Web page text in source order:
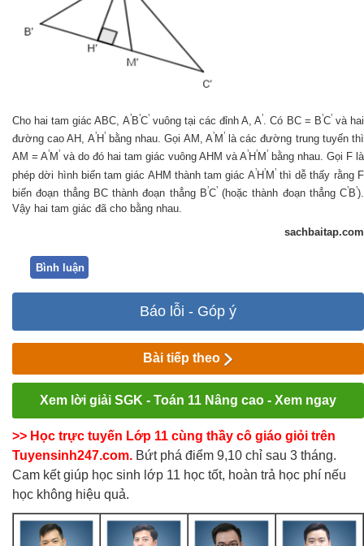
Cho hai tam giác ABC, A’ B’C’ vuông tại các đỉnh A, A’. Có BC = B’C’ và hai
đường cao AH, A’H’ bằng nhau. Gọi AM, A’M’
là các đường trung tuyến thì
AM = A’M’ và do đó hai tam giác vuông AHM và A’H’M’ bằng nhau. Gọi F là
phép dời hình biến tam giác AHM thành tam giác A’H’M’ thì dễ thấy rằng F
biến đoạn thẳng BC thành đoạn thẳng B’C’ (hoặc thành đoạn thẳng C’B’).
Vậy hai tam giác đã cho bằng nhau.
sachbaitap.com
Bình luận
Báo lỗi - Góp ý
Bài tiếp theo
Xem lời giải SGK - Toán 11 Nâng cao - Xem ngay
>> Học trực tuyến Lớp 11 cùng thầy cô giáo giỏi trên
Tuyensinh247.com. Bứt phá điểm 9,10 chỉ sau 3 tháng.
Cam kết giúp học sinh lớp 11 học tốt, hoàn trả học phí nếu
học không hiệu quả.